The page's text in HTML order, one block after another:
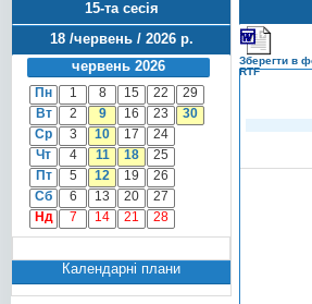
15-та сесія
18 /червень / 2026 р.
червень 2026
Пн 1 8 15 22
29
Вт
2 9 16 23
30
Ср
3 10 17
24
Чт
4 11 18
25
Пт
5 12 19
26
Сб
6 13 20
27
Нд
7 14 21 28
Календарні плани
Зберегти в
RTF